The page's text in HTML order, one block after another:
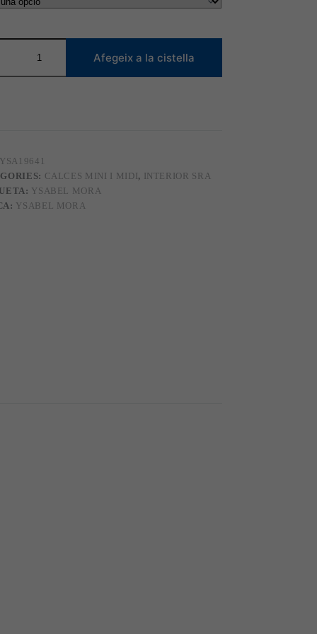
Afegeix a la cistella
YSA19641
CALCES MINI I MIDI, INTERIOR SRA
YSABEL MORA
YSABEL MORA